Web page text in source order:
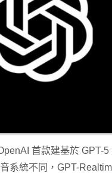
首款建基於 GPT-5
系統不同，GPT-